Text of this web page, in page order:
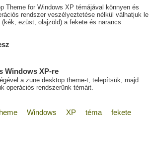
Theme for Windows XP témájával könnyen és
rendszer veszélyeztetése nélkül válhatjuk le
ezüst, olajzöld) a fekete és narancs
Windows XP-re
a zune desktop theme-t, telepítsük, majd
operációs rendszerünk témáit.
Windows XP téma
fekete